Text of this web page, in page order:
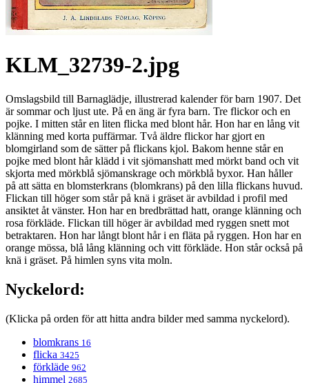
KLM_32739-2.jpg
Omslagsbild till Barnaglädje, illustrerad kalender för barn 1907. Det
är sommar och ljust ute. På en äng är fyra barn. Tre flickor och en
pojke. I mitten står en liten flicka med blont hår. Hon har en lång vit
klänning med korta puffärmar. Två äldre flickor har gjort en
blomgirland som de sätter på flickans kjol. Bakom henne står en
pojke med blont hår klädd i vit sjömanshatt med mörkt band och vit
skjorta med mörkblå sjömanskrage och mörkblå byxor. Han håller
på att sätta en blomsterkrans (blomkrans) på den lilla flickans huvud.
Flickan till höger som står på knä i gräset är avbildad i profil med
ansiktet åt vänster. Hon har en bredbrättad hatt, orange klänning och
rosa förkläde. Flickan till höger är avbildad med ryggen snett mot
betraktaren. Hon har långt blont hår i en fläta på ryggen. Hon har en
orange mössa, blå lång klänning och vitt förkläde. Hon står också på
knä i gräset. På himlen syns vita moln.
Nyckelord:
(Klicka på orden för att hitta andra bilder med samma nyckelord).
blomkrans 16
flicka 3425
förkläde 962
himmel 2685